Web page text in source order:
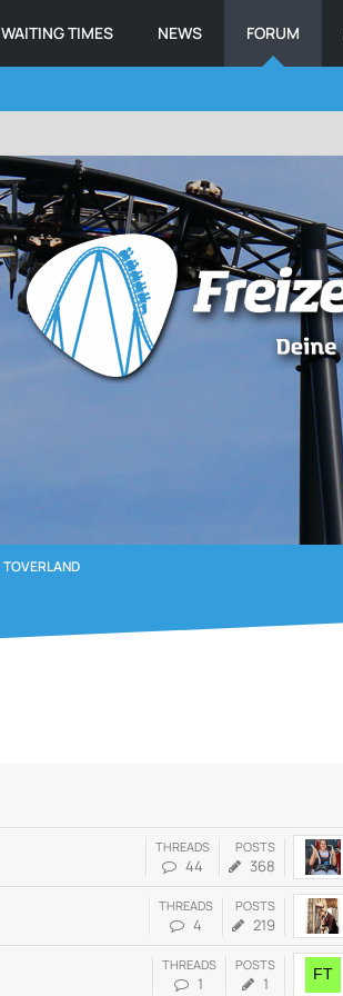
WAITING TIMES NEWS FORUM
TOVERLAND
THREADS
44
POSTS
368
THREADS
4
POSTS
219
THREADS
1
POSTS
1